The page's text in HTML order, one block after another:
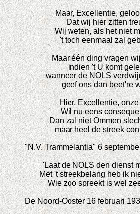
Maar, Excellentie,
Dat wij hier zitten
Wij weten, als het niet
't toch eenmaal zal
Maar één ding vragen
indien 't U komt
wanneer de NOLS
geef ons dan beet're
Hier, Excellentie, onze
Wil nu eens
Dan zal niet Ommen
maar heel de streek
"N.V. Trammelantia" 6
'Laat de NOLS den dienst
Met 't streekbelang heb ik
Wie zoo spreekt is wel
De Noord-Ooster 16 februari